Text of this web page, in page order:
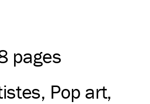
pages
Pop art